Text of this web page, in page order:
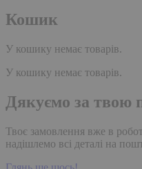
Кошик
У кошику немає товарів.
У кошику немає товарів.
Дякуємо за твою
Твоє замовлення вже в
надішлемо всі деталі на